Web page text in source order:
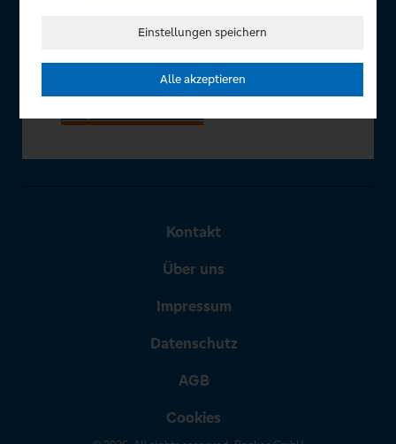
In Zusammenarbeit mit
Kontakt
Über uns
Impressum
Datenschutz
AGB
Cookies
Einstellungen speichern
Alle akzeptieren